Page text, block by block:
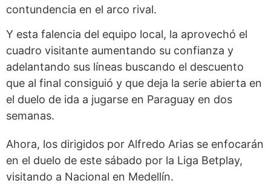
contundencia en el arco rival.
Y esta falencia del equipo local, la aprovechó el
cuadro visitante aumentando su confianza y
adelantando sus líneas buscando el descuento
que al final consiguió y que deja la serie abierta en
el duelo de ida a jugarse en Paraguay en dos
semanas.
Ahora, los dirigidos por Alfredo Arias se enfocarán
en el duelo de este sábado por la Liga Betplay,
visitando a Nacional en Medellín.